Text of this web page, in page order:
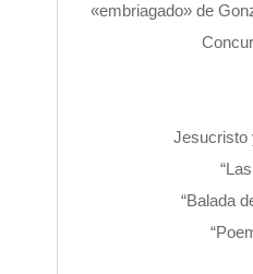
«embriagado» de
Jesucristo
“Balada